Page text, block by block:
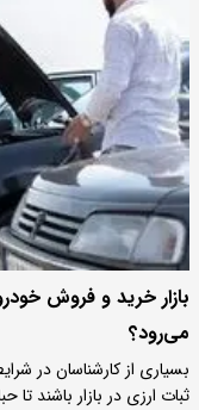
بازار خرید و فروش
می‌رود؟
بسیاری از کارشناسان در
ثبات ارزی در بازار باشند